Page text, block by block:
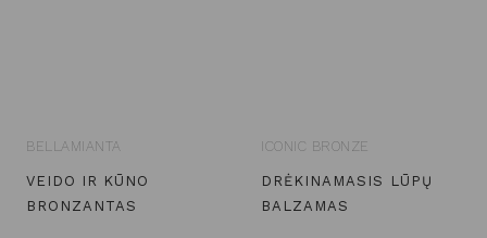
BELLAMIANTA
VEIDO IR KŪNO
BRONZANTAS
ICONIC BRONZE
DRĖKINAMASIS LŪPŲ
BALZAMAS